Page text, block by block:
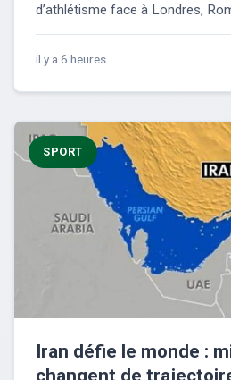
d’athlétisme face à Londres,
il y a 6 heures
SPORT
Iran défie le monde :
changent de